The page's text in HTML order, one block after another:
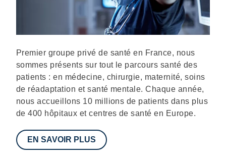
Description
Premier groupe privé de santé en France, nous
sommes présents sur tout le parcours santé des
patients : en médecine, chirurgie, maternité, soins
de réadaptation et santé mentale. Chaque année,
nous accueillons 10 millions de patients dans plus
de 400 hôpitaux et centres de santé en Europe.
EN SAVOIR PLUS